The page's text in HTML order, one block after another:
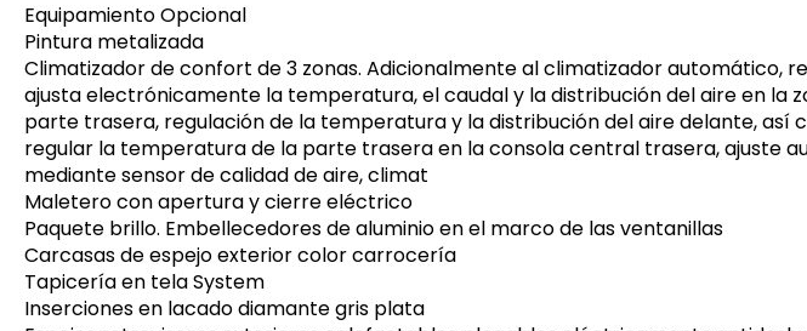
Equipamiento Opcional
Pintura metalizada
Climatizador de confort de 3 zonas. Adicionalmente al climatizador automático,
ajusta electrónicamente la temperatura, el caudal y la distribución del aire en la
parte trasera, regulación de la temperatura y la distribución del aire delante, así
regular la temperatura de la parte trasera en la consola central trasera, ajuste
mediante sensor de calidad de aire, climat
Maletero con apertura y cierre eléctrico
Paquete brillo. Embellecedores de aluminio en el marco de las ventanillas
Carcasas de espejo exterior color carrocería
Tapicería en tela System
Inserciones en lacado diamante gris plata